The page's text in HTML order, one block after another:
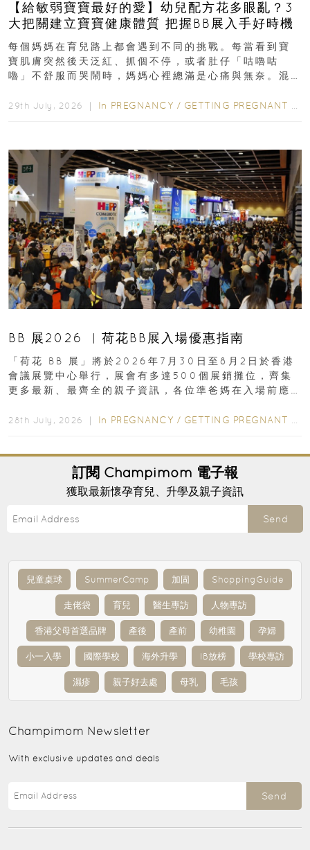
【給敏弱寶寶最好的愛】幼兒配方花多眼亂？3
大把關建立寶寶健康體質 把握BB展入手好時機
每個媽媽在育兒路上都會遇到不同的挑戰。每當看到寶
寶肌膚突然後天泛紅、抓個不停，或者肚仔「咕嚕咕
嚕」不舒服而哭鬧時，媽媽心裡總滿是心痛與無奈。混
29th July, 2026 ｜ In PREGNANCY / GETTING PREGNANT
BB 展2026 ︳荷花BB展入場優惠指南
「荷花 BB 展」將於2026年7月30日至8月2日於香港
會議展覽中心舉行，展會有多達500個展銷攤位，齊集
更多最新、最齊全的親子資訊，各位準爸媽在入場前應
28th July, 2026 ｜ In PREGNANCY / GETTING PREGNANT
訂閱 Champimom 電子報
獲取最新懷孕育兒、升學及親子資訊
Send
兒童桌球 SummerCamp 加固 ShoppingGuide
走佬袋 育兒 醫生專訪 人物專訪
香港父母首選品牌 產後 產前 幼稚園 孕婦
小一入學 國際學校 海外升學 IB放榜 學校專訪
濕疹 親子好去處 母乳 毛孩
Champimom Newsletter
With exclusive updates and deals
Send